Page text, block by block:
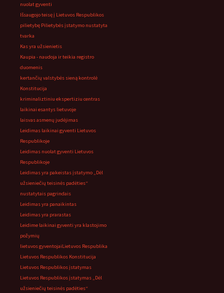
nuolat gyventi
Išsaugojo teisę į Lietuvos Respublikos
pilietybę Pilietybės įstatymo nustatyta
tvarka
Kas yra užsienietis
Kaupia - naudoja ir teikia registro
duomenis
kertančių valstybės sieną kontrolė
Konstitucija
kriminaliztiniu ekspertiziu centras
laikinai esantys lietuvoje
laisvas asmenų judėjimas
Leidimas laikinai gyventi Lietuvos
Respublikoje
Leidimas nuolat gyventi Lietuvos
Respublikoje
Leidimas yra pakeistas įstatymo „Dėl
užsieniečių teisinės padėties“
nustatytais pagrindais
Leidimas yra panaikintas
Leidimas yra prarastas
Leidime laikinai gyventi yra klastojimo
požymių
lietuvos gyventojaiLietuvos Respublika
Lietuvos Respublikos Konstitucija
Lietuvos Respublikos įstatymas
Lietuvos Respublikos įstatymas „Dėl
užsieniečių teisinės padėties“